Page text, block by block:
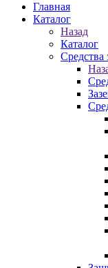
Главная
Каталог
Назад
Каталог
Средства